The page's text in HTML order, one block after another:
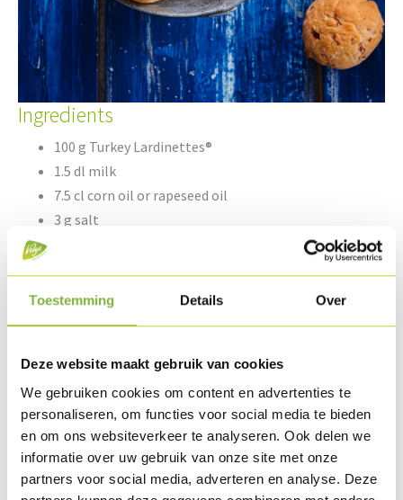
Toestemming Details Over
Deze website maakt gebruik van cookies
We gebruiken cookies om content en advertenties te
personaliseren, om functies voor social media te bieden
en om ons websiteverkeer te analyseren. Ook delen we
informatie over uw gebruik van onze site met onze
partners voor social media, adverteren en analyse. Deze
Ingredients
100 g Turkey Lardinettes®
1.5 dl milk
7.5 cl corn oil or rapeseed oil
3 g salt
125 g grated Parmesan cheese
Preparation
Mix the milk with the rapeseed oil and bring to the boil. Add
the salt and tapioca flour and mix well, away from the heat
or in another bowl.